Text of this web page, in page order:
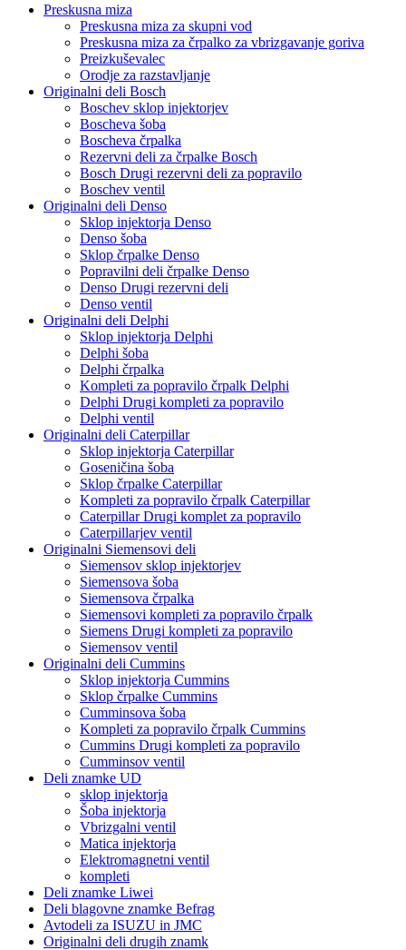
Preskusna miza
Preskusna miza za skupni vod
Preskusna miza za črpalko za vbrizgavanje goriva
Preizkuševalec
Orodje za razstavljanje
Originalni deli Bosch
Boschev sklop injektorjev
Boscheva šoba
Boscheva črpalka
Rezervni deli za črpalke Bosch
Bosch Drugi rezervni deli za popravilo
Boschev ventil
Originalni deli Denso
Sklop injektorja Denso
Denso šoba
Sklop črpalke Denso
Popravilni deli črpalke Denso
Denso Drugi rezervni deli
Denso ventil
Originalni deli Delphi
Sklop injektorja Delphi
Delphi šoba
Delphi črpalka
Kompleti za popravilo črpalk Delphi
Delphi Drugi kompleti za popravilo
Delphi ventil
Originalni deli Caterpillar
Sklop injektorja Caterpillar
Goseničina šoba
Sklop črpalke Caterpillar
Kompleti za popravilo črpalk Caterpillar
Caterpillar Drugi komplet za popravilo
Caterpillarjev ventil
Originalni Siemensovi deli
Siemensov sklop injektorjev
Siemensova šoba
Siemensova črpalka
Siemensovi kompleti za popravilo črpalk
Siemens Drugi kompleti za popravilo
Siemensov ventil
Originalni deli Cummins
Sklop injektorja Cummins
Sklop črpalke Cummins
Cumminsova šoba
Kompleti za popravilo črpalk Cummins
Cummins Drugi kompleti za popravilo
Cumminsov ventil
Deli znamke UD
sklop injektorja
Šoba injektorja
Vbrizgalni ventil
Matica injektorja
Elektromagnetni ventil
kompleti
Deli znamke Liwei
Deli blagovne znamke Befrag
Avtodeli za ISUZU in JMC
Originalni deli drugih znamk